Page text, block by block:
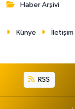
Haber Arşivi
Künye İletişim
RSS